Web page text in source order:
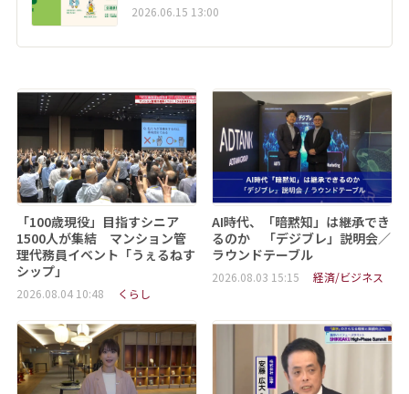
2026.06.15 13:00
「100歳現役」目指すシニア
1500人が集結 マンション管
理代務員イベント「うぇるねす
シップ」
2026.08.04 10:48 くらし
AI時代、「暗黙知」は継承でき
るのか 「デジブレ」説明会／
ラウンドテーブル
2026.08.03 15:15 経済/ビジネス